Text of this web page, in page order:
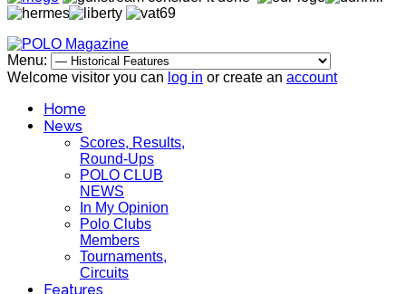
Menu:
Welcome visitor you can log in or create an account
Home
News
Scores, Results,
Round-Ups
POLO CLUB
NEWS
In My Opinion
Polo Clubs
Members
Tournaments,
Circuits
Features